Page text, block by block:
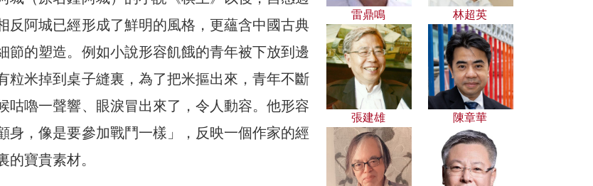
反阿城已經形成了鮮明的風格，更蘊含中國古典
節的塑造。例如小說形容飢餓的青年被下放到邊
粒米掉到桌子縫裏，為了把米摳出來，青年不斷
咕嚕一聲響、眼淚冒出來了，令人動容。他形容
身，像是要參加戰鬥一樣」，反映一個作家的經
寶貴素材。
雷鼎鳴 林超英
張建雄 陳章華